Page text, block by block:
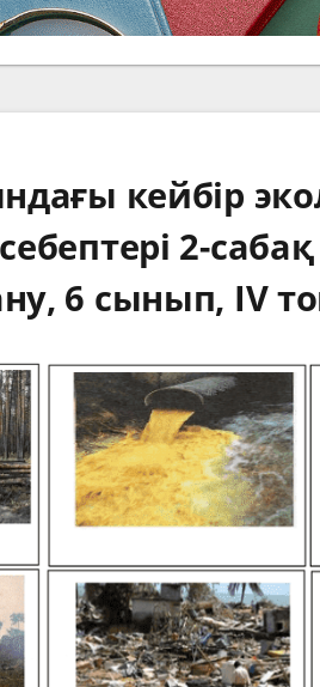
кейбір
2-сабақ
6 сынып, IV